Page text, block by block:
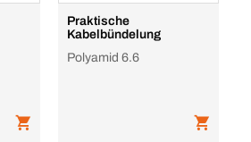
Praktische
Kabelbündelung
Polyamid 6.6